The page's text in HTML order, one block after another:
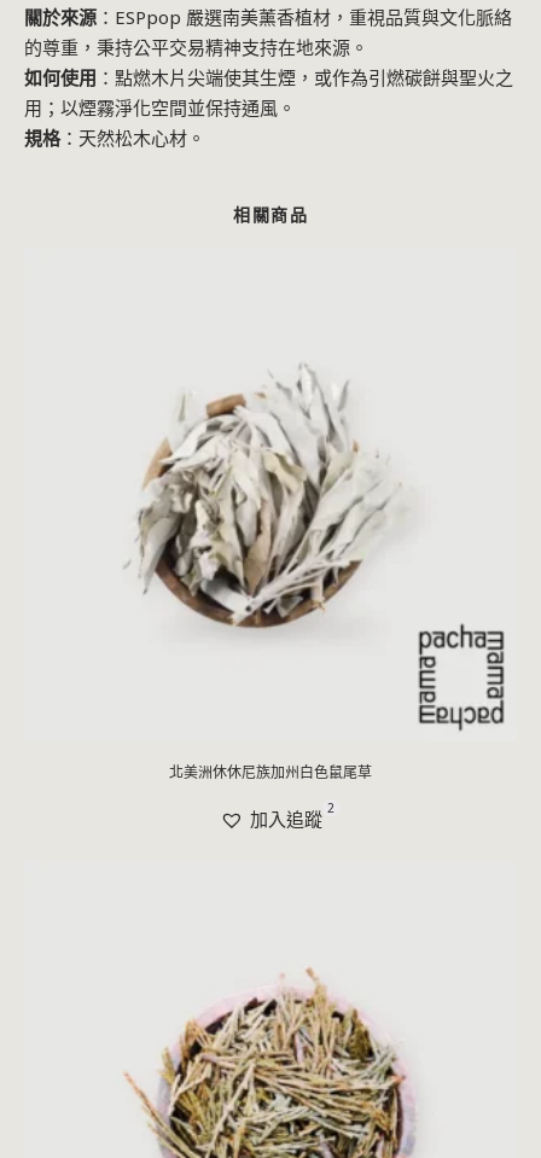
關於來源 ：ESPpop 嚴選南美薰香植材，重視品質與文化脈絡
的尊重，秉持公平交易精神支持在地來源。
如何使用 ：點燃木片尖端使其生煙，或作為引燃碳餅與聖火之
用；以煙霧淨化空間並保持通風。
規格：天然松木心材。
相關商品
北美洲休休尼族加州白色鼠尾草
加入追蹤 2